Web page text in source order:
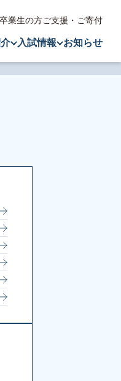
卒業生の方ご支援・ご寄付
入試情報 お知らせ